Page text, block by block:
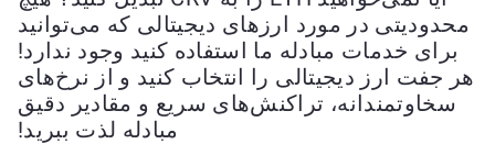
محدودیتی در مورد ارزهای دیجیتالی که می‌توانید
برای خدمات مبادله ما استفاده کنید وجود ندارد!
هر جفت ارز دیجیتالی را انتخاب کنید و از نرخ‌های
سخاوتمندانه، تراکنش‌های سریع و مقادیر دقیق
مبادله لذت ببرید!